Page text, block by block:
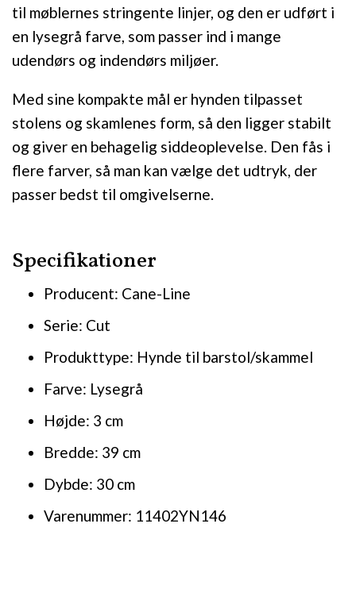
til møblernes stringente linjer, og den er udført i
en lysegrå farve, som passer ind i mange
udendørs og indendørs miljøer.
Med sine kompakte mål er hynden tilpasset
stolens og skamlenes form, så den ligger stabilt
og giver en behagelig siddeoplevelse. Den fås i
flere farver, så man kan vælge det udtryk, der
passer bedst til omgivelserne.
Specifikationer
Producent: Cane-Line
Serie: Cut
Produkttype: Hynde til barstol/skammel
Farve: Lysegrå
Højde: 3 cm
Bredde: 39 cm
Dybde: 30 cm
Varenummer: 11402YN146